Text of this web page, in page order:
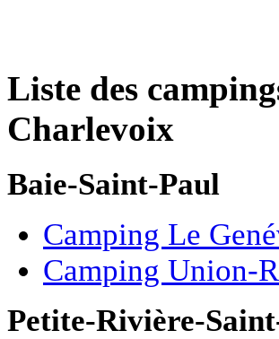
Liste des
Charlevoix
Baie-Saint-Paul
Camping Le
Camping Union-
Petite-Rivière-